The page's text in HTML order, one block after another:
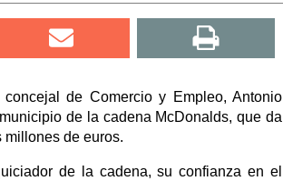
de Comercio y Empleo, Antonio
de la cadena McDonalds, que da
millones de euros.
de la cadena, su confianza en el